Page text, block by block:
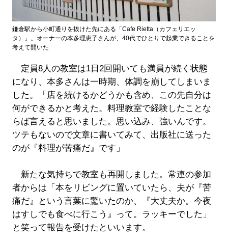
鎌倉駅から小町通りを抜けた先にある「Cafe Rietta（カフェリエッ
タ）」。オーナーの本多理恵子さんが、40代でひとりで起業できることを
考えて開いた
定員8人の教室は1日2回開いても満員が続く状態
になり、本多さんは一時期、体調を崩してしまいま
した。「店を続けるかどうかも含め、この先自分は
何ができるかと考えた。料理教室で経験したことな
らば言えると思いました。思い込み、強いんです。
ツテもないので文章に書いてみて、出版社に送った
のが『料理が苦痛だ』です」
新たな気持ちで教室も再開しました。常連の参加
者からは「本をリビングに置いていたら、夫が『苦
痛だ』という言葉に驚いたのか、『大丈夫か。今夜
はすしでも食べに行こう』って。ラッキーでした」
と笑って報告を受けたといいます。